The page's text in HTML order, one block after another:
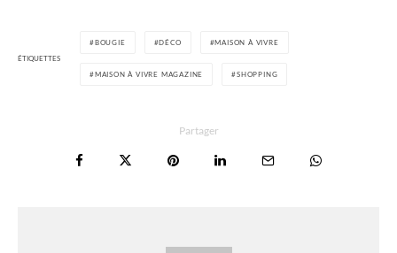
ÉTIQUETTES
BOUGIE DÉCO MAISON À VIVRE
MAISON À VIVRE MAGAZINE SHOPPING
Partager